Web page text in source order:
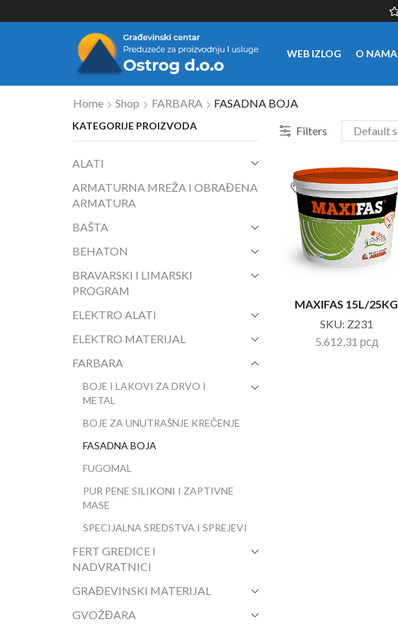
WEB IZLOG O NAMA
Home Shop FARBARA FASADNA BOJA
Filters
MAXIFAS 15L/25KG
SKU: Z231
5.612,31 рсд
KATEGORIJE PROIZVODA
ALATI
ARMATURNA MREŽA I OBRAĐENA
ARMATURA
BAŠTA
BEHATON
BRAVARSKI I LIMARSKI
PROGRAM
ELEKTRO ALATI
ELEKTRO MATERIJAL
FARBARA
BOJE I LAKOVI ZA DRVO I
METAL
BOJE ZA UNUTRAŠNJE KREČENJE
FASADNA BOJA
FUGOMAL
PUR PENE SILIKONI I ZAPTIVNE
MASE
SPECIJALNA SREDSTVA I SPREJEVI
FERT GREDICE I
NADVRATNICI
GRAĐEVINSKI MATERIJAL
GVOŽĐARA